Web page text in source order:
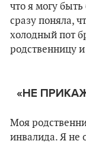
что я могу
сразу поняла,
холодный пот
родственницу
«НЕ
Моя
инвалида. Я не